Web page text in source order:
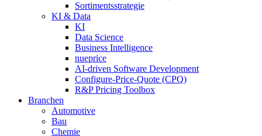
Sortimentsstrategie
KI & Data
KI
Data Science
Business Intelligence
nueprice
AI-driven Software Development
Configure-Price-Quote (CPQ)
R&P Pricing Toolbox
Branchen
Automotive
Bau
Chemie